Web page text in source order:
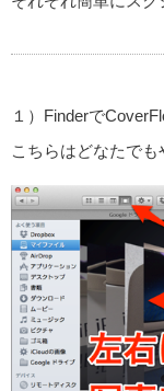
１）Finderで
こちらはどなたでも